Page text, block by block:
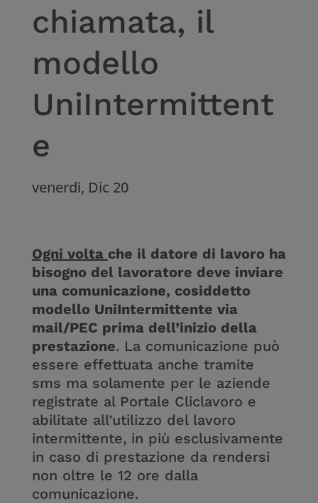
chiamata, il
modello
UniIntermittent
e
venerdì, Dic 20
Ogni volta che il datore di lavoro ha
bisogno del lavoratore deve inviare
una comunicazione, cosiddetto
modello UniIntermittente via
mail/PEC prima dell’inizio della
prestazione. La comunicazione può
essere effettuata anche tramite
sms ma solamente per le aziende
registrate al Portale Cliclavoro e
abilitate all’utilizzo del lavoro
intermittente, in più esclusivamente
in caso di prestazione da rendersi
non oltre le 12 ore dalla
comunicazione.